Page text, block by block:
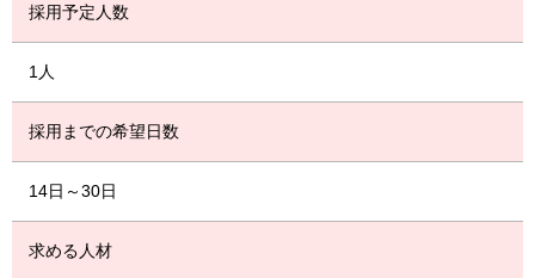
採用予定人数
1人
採用までの希望日数
14日～30日
求める人材